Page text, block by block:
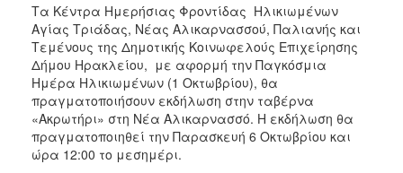
2011
2010
2006
ΔΗΜΟΤΗΣ
Τα Κέντρα Ημερήσιας Φροντίδας Ηλικιωμένων
Αγίας Τριάδας, Νέας Αλικαρνασσού, Παλιανής και
Τεμένους της Δημοτικής Κοινωφελούς Επιχείρησης
Δήμου Ηρακλείου, με αφορμή την Παγκόσμια
Ημέρα Ηλικιωμένων (1 Οκτωβρίου), θα
πραγματοποιήσουν εκδήλωση στην ταβέρνα
«Ακρωτήρι» στη Νέα Αλικαρνασσό. Η εκδήλωση θα
πραγματοποιηθεί την Παρασκευή 6 Οκτωβρίου και
ώρα 12:00 το μεσημέρι.